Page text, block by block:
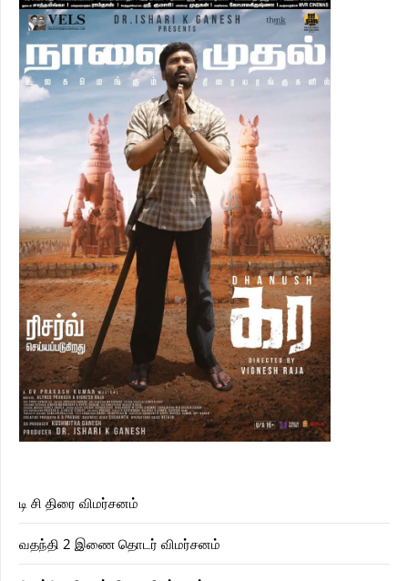
டி சி திரை விமர்சனம்
வதந்தி 2 இணை தொடர் விமர்சனம்